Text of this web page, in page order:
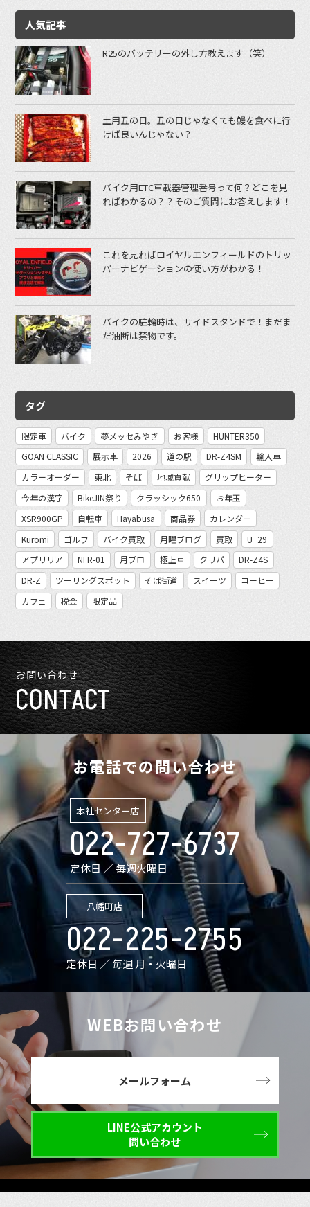
人気記事
R25のバッテリーの外し方教えます（笑）
土用丑の日。丑の日じゃなくても鰻を食べに行
けば良いんじゃない？
バイク用ETC車載器管理番号って何？どこを見
ればわかるの？？そのご質問にお答えします！
これを見ればロイヤルエンフィールドのトリッ
パーナビゲーションの使い方がわかる！
バイクの駐輪時は、サイドスタンドで！まだま
だ油断は禁物です。
タグ
限定車 バイク 夢メッセみやぎ お客様
HUNTER350
GOAN CLASSIC
展示車 2026 道の駅 DR-Z4SM
輸入車
カラーオーダー
東北 そば 地域貢献
グリップヒーター
今年の漢字
BikeJIN祭り クラッシック650
お年玉
XSR900GP
自転車 Hayabusa 商品券
カレンダー
Kuromi
ゴルフ バイク買取 月曜ブログ 買取
U_29
アプリリア
NFR-01 月ブロ 極上車 クリパ
DR-Z4S
DR-Z
ツーリングスポット そば街道 スイーツ
コーヒー
カフェ
税金 限定品
お問い合わせ
CONTACT
お電話での問い合わせ
本社センター店
022-727-6737
定休日 ／ 毎週火曜日
八幡町店
022-225-2755
定休日 ／ 毎週 月・火曜日
WEBお問い合わせ
メールフォーム
LINE公式アカウント
問い合わせ